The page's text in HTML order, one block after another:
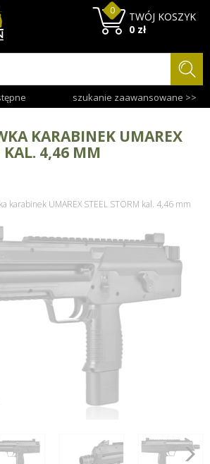
szukanie zaawansowane >>
TWÓJ KOSZYK
0
0 zł
KARABINEK UMAREX
KAL. 4,46 MM
karabinek UMAREX STEEL STORM kal. 4,46 mm